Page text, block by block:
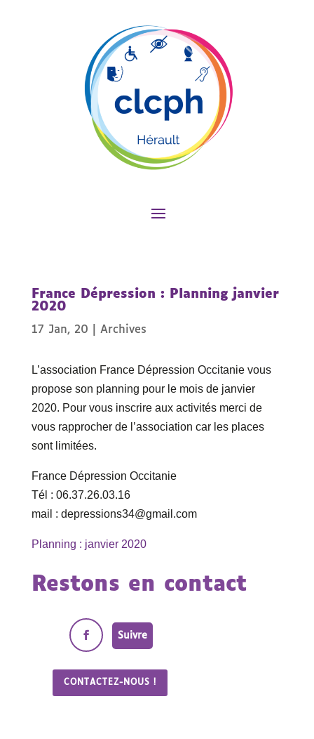
France Dépression : Planning janvier
2020
17 Jan, 20 Archives
L’association France Dépression Occitanie vous
propose son planning pour le mois de janvier
2020. Pour vous inscrire aux activités merci de
vous rapprocher de l’association car les places
sont limitées.
France Dépression Occitanie
Tél : 06.37.26.03.16
mail : depressions34@gmail.com
Planning : janvier 2020
Restons en contact
Suivre
CONTACTEZ-NOUS !